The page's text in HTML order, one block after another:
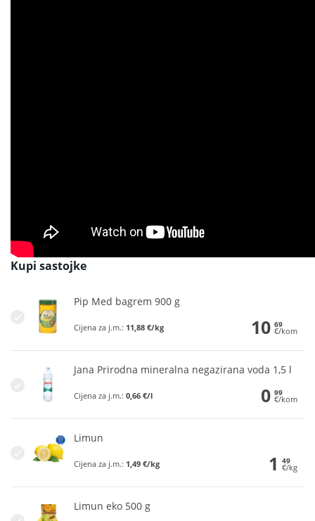
Kupi sastojke
Pip Med bagrem 900 g
Cijena za j.m.: 11,88 €/kg 10 69
€/kom
Jana Prirodna mineralna negazirana voda 1,5 l
Cijena za j.m.: 0,66 €/l 0 99
€/kom
Limun
Cijena za j.m.: 1,49 €/kg 1 49
€/kg
Limun eko 500 g